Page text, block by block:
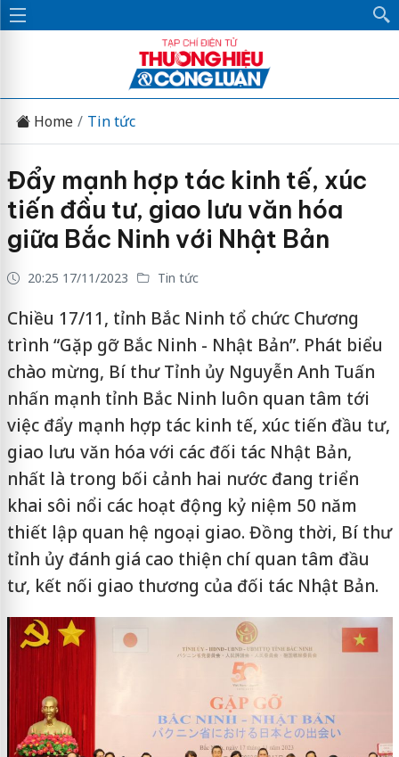
Home Tin tức
Đẩy mạnh hợp tác kinh tế, xúc
tiến đầu tư, giao lưu văn hóa
giữa Bắc Ninh với Nhật Bản
20:25 17/11/2023 Tin tức
Chiều 17/11, tỉnh Bắc Ninh tổ chức Chương
trình “Gặp gỡ Bắc Ninh - Nhật Bản”. Phát biểu
chào mừng, Bí thư Tỉnh ủy Nguyễn Anh Tuấn
nhấn mạnh tỉnh Bắc Ninh luôn quan tâm tới
việc đẩy mạnh hợp tác kinh tế, xúc tiến đầu tư,
giao lưu văn hóa với các đối tác Nhật Bản,
nhất là trong bối cảnh hai nước đang triển
khai sôi nổi các hoạt động kỷ niệm 50 năm
thiết lập quan hệ ngoại giao. Đồng thời, Bí thư
tỉnh ủy đánh giá cao thiện chí quan tâm đầu
tư, kết nối giao thương của đối tác Nhật Bản.